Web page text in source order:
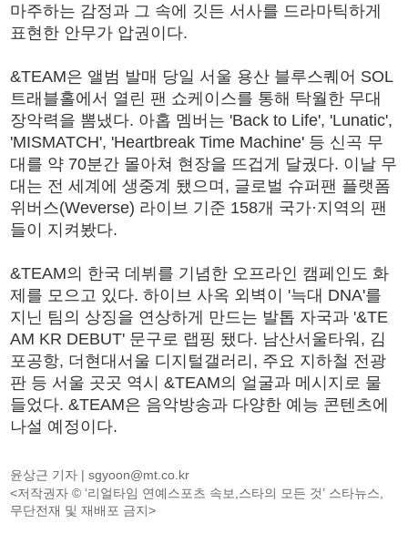
마주하는 감정과 그 속에 깃든 서사를 드라마틱하게
표현한 안무가 압권이다.
&TEAM은 앨범 발매 당일 서울 용산 블루스퀘어 SOL
트래블홀에서 열린 팬 쇼케이스를 통해 탁월한 무대
장악력을 뽐냈다. 아홉 멤버는 'Back to Life', 'Lunatic',
'MISMATCH', 'Heartbreak Time Machine' 등 신곡 무
대를 약 70분간 몰아쳐 현장을 뜨겁게 달궜다. 이날 무
대는 전 세계에 생중계 됐으며, 글로벌 슈퍼팬 플랫폼
위버스(Weverse) 라이브 기준 158개 국가·지역의 팬
들이 지켜봤다.
&TEAM의 한국 데뷔를 기념한 오프라인 캠페인도 화
제를 모으고 있다. 하이브 사옥 외벽이 '늑대 DNA'를
지닌 팀의 상징을 연상하게 만드는 발톱 자국과 '&TE
AM KR DEBUT' 문구로 랩핑 됐다. 남산서울타워, 김
포공항, 더현대서울 디지털갤러리, 주요 지하철 전광
판 등 서울 곳곳 역시 &TEAM의 얼굴과 메시지로 물
들었다. &TEAM은 음악방송과 다양한 예능 콘텐츠에
나설 예정이다.
윤상근 기자 |sgyoon@mt.co.kr
<저작권자 © ‘리얼타임 연예스포츠 속보,스타의 모든 것’ 스타뉴스,
무단전재 및 재배포 금지>